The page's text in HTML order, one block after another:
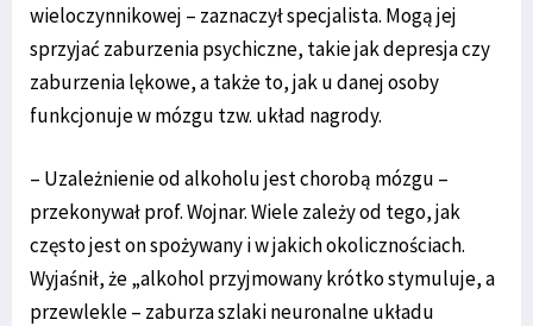
wieloczynnikowej – zaznaczył specjalista. Mogą jej
sprzyjać zaburzenia psychiczne, takie jak depresja czy
zaburzenia lękowe, a także to, jak u danej osoby
funkcjonuje w mózgu tzw. układ nagrody.
– Uzależnienie od alkoholu jest chorobą mózgu –
przekonywał prof. Wojnar. Wiele zależy od tego, jak
często jest on spożywany i w jakich okolicznościach.
Wyjaśnił, że „alkohol przyjmowany krótko stymuluje, a
przewlekle – zaburza szlaki neuronalne układu